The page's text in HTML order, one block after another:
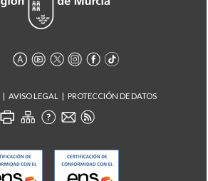
AVISO LEGAL PROTECCIÓN DE DATOS